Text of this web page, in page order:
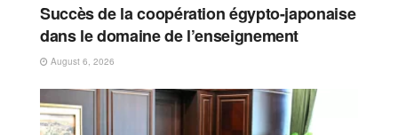
Succès de la coopération égypto-japonaise
dans le domaine de l’enseignement
August 6, 2026